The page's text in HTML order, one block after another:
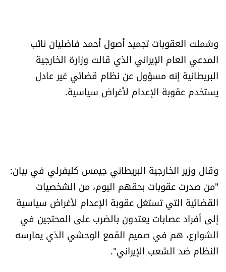
ثقافة وفنون
فصل من كتاب
سجالات
صحّة وصحن
الرياضة
منوّعات
وشملت العقوبات تجميد أصول أحمد فاضليان نائب
المدعي العام الإيراني الذي قالت وزارة الخارجية
البريطانية إنه مسؤول عن نظام قضائي غير عادل
يستخدم عقوبة الإعدام لأغراض سياسية.
وقال وزير الخارجية البريطاني جيمس كليفرلي في بيان:
"من صدرت عقوبات بحقهم اليوم، من الشخصيات
القضائية التي تستغل عقوبة الإعدام لأغراض سياسية
إلى أفراد عصابات يعتدون بالضرب على المحتجين في
الشوارع، هم في صميم القمع الوحشي الذي يمارسه
النظام ضد الشعب الإيراني".